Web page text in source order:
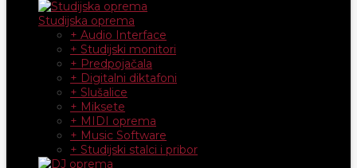
Studijska oprema
+ Audio Interface
+ Studijski monitori
+ Predpojačala
+ Digitalni diktafoni
+ Slušalice
+ Miksete
+ MIDI oprema
+ Music Software
+ Studijski stalci i pribor